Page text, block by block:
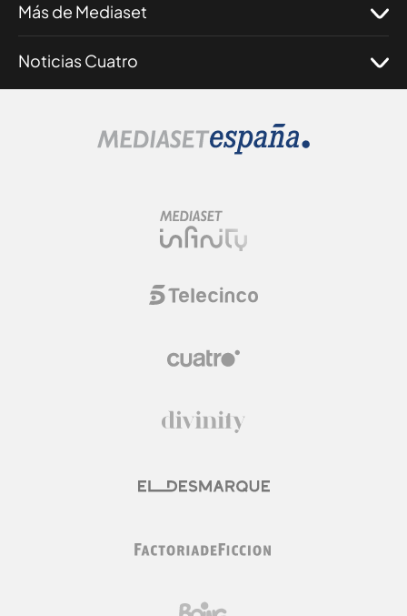
Más de Mediaset
Noticias Cuatro